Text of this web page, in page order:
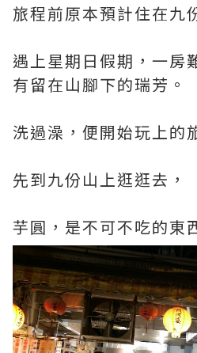
旅程前原本預計住在九
遇上星期日假期，一房
有留在山腳下的瑞芳。
洗過澡，便開始玩上的
先到九份山上逛逛去，
芋圓，是不可不吃的東